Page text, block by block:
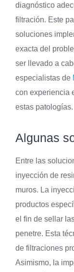
diagnóstico
filtración. Este
soluciones
exacta del
ser llevado a
especialistas de
con experiencia
estas patologías.
Algunas
Entre las
inyección de
muros. La
productos
el fin de sellar
penetre. Esta
de filtraciones
Asimismo, la